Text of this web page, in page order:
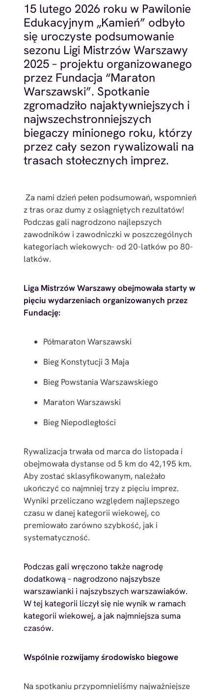
15 lutego 2026 roku w Pawilonie
Edukacyjnym „Kamień” odbyło
się uroczyste podsumowanie
sezonu Ligi Mistrzów Warszawy
2025 – projektu organizowanego
przez Fundacja “Maraton
Warszawski”. Spotkanie
zgromadziło najaktywniejszych i
najwszechstronniejszych
biegaczy minionego roku, którzy
przez cały sezon rywalizowali na
trasach stołecznych imprez.
Za nami dzień pełen podsumowań, wspomnień
z tras oraz dumy z osiągniętych rezultatów!
Podczas gali nagrodzono najlepszych
zawodników i zawodniczki w poszczególnych
kategoriach wiekowych- od 20-latków po 80-
latków.
Liga Mistrzów Warszawy obejmowała starty w
pięciu wydarzeniach organizowanych przez
Fundację:
Półmaraton Warszawski
Bieg Konstytucji 3 Maja
Bieg Powstania Warszawskiego
Maraton Warszawski
Bieg Niepodległości
Rywalizacja trwała od marca do listopada i
obejmowała dystanse od 5 km do 42,195 km.
Aby zostać sklasyfikowanym, należało
ukończyć co najmniej trzy z pięciu imprez.
Wyniki przeliczano względem najlepszego
czasu w danej kategorii wiekowej, co
premiowało zarówno szybkość, jak i
systematyczność.
Podczas gali wręczono także nagrodę
dodatkową – nagrodzono najszybsze
warszawianki i najszybszych warszawiaków.
W tej kategorii liczył się nie wynik w ramach
kategorii wiekowej, a jak najmniejsza suma
czasów.
Wspólnie rozwijamy środowisko biegowe
Na spotkaniu przypomnieliśmy najważniejsze